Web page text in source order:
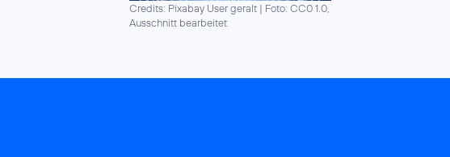
Credits: Pixabay User geralt | Foto: CC0 1.0,
Ausschnitt bearbeitet